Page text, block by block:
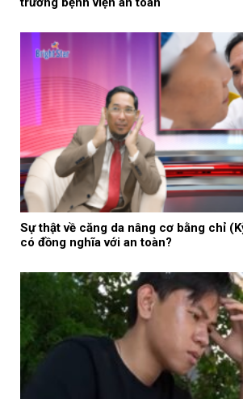
Sự thật về căng da nâng cơ bằng chỉ
có đồng nghĩa với an toàn?